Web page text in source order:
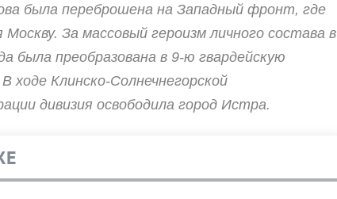
была переброшена на Западный фронт, где
За массовый героизм личного состава в
была преобразована в 9-ю гвардейскую
ходе Клинско-Солнечнегорской
дивизия освободила город Истра.